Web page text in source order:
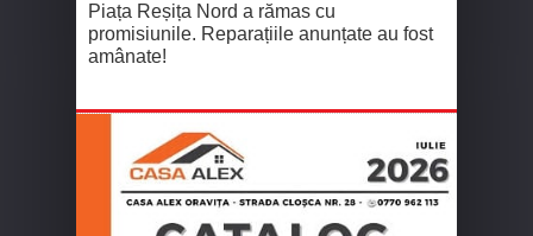
Piața Reșița Nord a rămas cu
promisiunile. Reparațiile anunțate au fost
amânate!